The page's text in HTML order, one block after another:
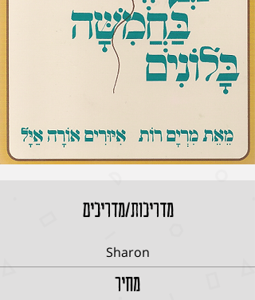
מדריכות/מדריכים
Sharon
מחיר